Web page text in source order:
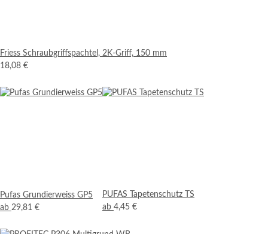
Friess Schraubgriffspachtel, 2K-Griff, 150 mm
18,08 €
Pufas Grundierweiss GP5
ab 29,81 €
PUFAS Tapetenschutz TS
ab 4,45 €